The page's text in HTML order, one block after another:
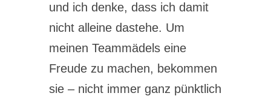
und ich denke, dass ich damit
nicht alleine dastehe. Um
meinen Teammädels eine
Freude zu machen, bekommen
sie – nicht immer ganz pünktlich